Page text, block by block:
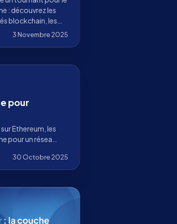
: découvrez les
blockchain, les
et
3 Novembre 2025
pour
Ethereum, les
pour un réseau
30 Octobre 2025